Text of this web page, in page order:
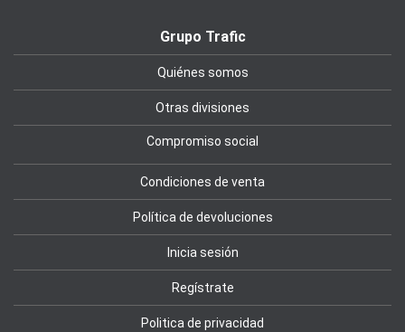
Grupo Trafic
Quiénes somos
Otras divisiones
Compromiso social
Condiciones de venta
Política de devoluciones
Inicia sesión
Regístrate
Politica de privacidad